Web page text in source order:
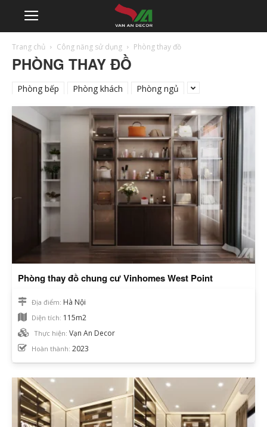
Trang chủ Công năng sử dụng Phòng thay đồ
PHÒNG THAY ĐỒ
Phòng bếp Phòng khách Phòng ngủ
Phòng thay đồ chung cư Vinhomes West Point
Địa điểm: Hà Nội
Diện tích: 115m2
Thực hiện: Vạn An Decor
Hoàn thành: 2023